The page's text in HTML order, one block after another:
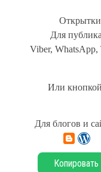
Для
Viber, WhatsApp,
Или
Для блогов и
Копировать